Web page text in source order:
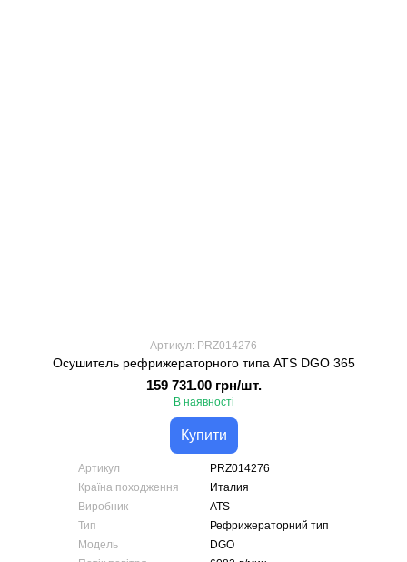
Артикул: PRZ014276
Осушитель рефрижераторного типа ATS DGO 365
159 731.00 грн/шт.
В наявності
Купити
Артикул
PRZ014276
Країна походження
Италия
Виробник
ATS
Тип
Рефрижераторний тип
Модель
DGO